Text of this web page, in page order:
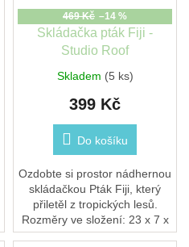
469 Kč –14 %
Skládačka pták Fiji -
Studio Roof
Skladem (5 ks)
399 Kč
Do košíku
Ozdobte si prostor nádhernou
skládačkou Pták Fiji, který
přiletěl z tropických lesů.
Rozměry ve složení: 23 x 7 x
27 cm2 x list B5 s 5 kusy k